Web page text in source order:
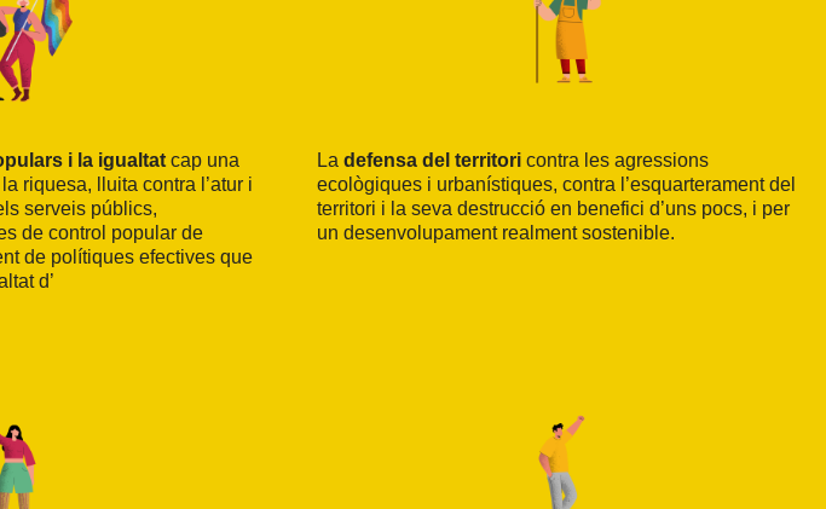
i la igualtat cap una
riquesa, lluita contra l’atur i
serveis públics,
de control popular de
de polítiques efectives que
d’
La defensa del territoricontra les agressions
ecològiques i urbanístiques, contra l’esquarterament del
territori i la seva destrucció en benefici d’uns pocs, i per
un desenvolupament realment sostenible.